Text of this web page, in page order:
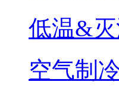
低温&
空气制